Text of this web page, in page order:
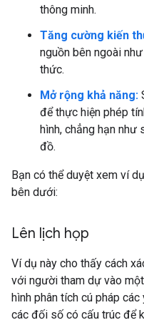
thông minh.
Tăng cường kiến
nguồn bên ngoài
thức.
Mở rộng khả năng:
để thực hiện phép
hình, chẳng hạn như
đồ.
Bạn có thể duyệt xem ví
bên dưới:
Lên lịch họp
Ví dụ này cho thấy cách
với người tham dự vào
hình phân tích cú pháp
các đối số có cấu trúc để